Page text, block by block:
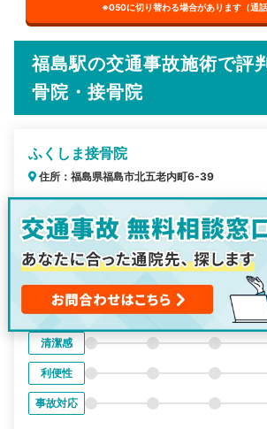
※050に切り替わる場合があります（通話
福島駅の交通事故施術で評
骨院・接骨院
ふくしま接骨院
住所：福島県福島市北五老内町6-39
50代 男性
総合
評価
接客
雰囲気
清潔感
利便性
事故対応